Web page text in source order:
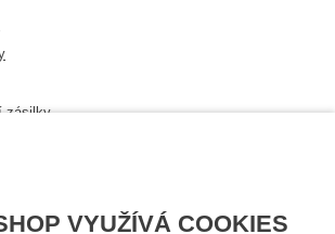
VYUŽÍVÁ COOKIES
zásilky